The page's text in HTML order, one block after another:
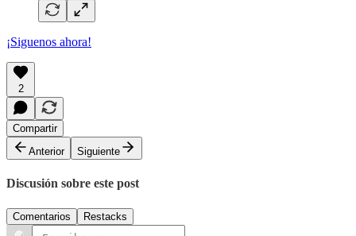
¡Siguenos ahora!
2
Compartir
Anterior
Siguiente
Discusión sobre este post
Comentarios Restacks